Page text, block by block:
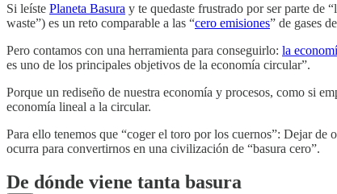
Si leíste Planeta Basura y te quedaste frustrado por ser parte de
waste”) es un reto comparable a las “cero emisiones” de gases
Pero contamos con una herramienta para conseguirlo: la
es uno de los principales objetivos de la economía circular”.
Porque un rediseño de nuestra economía y procesos, como si
economía lineal a la circular.
Para ello tenemos que “coger el toro por los cuernos”: Dejar
ocurra para convertirnos en una civilización de “basura cero”.
De dónde viene tanta basura